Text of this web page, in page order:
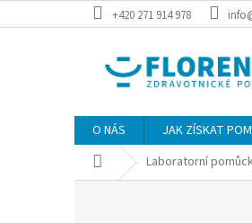
na
+420 271 914 978
O NÁS JAK ZÍSKAT
Domů Laboratorní